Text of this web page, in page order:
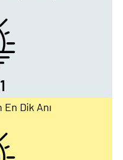
Dik Anı